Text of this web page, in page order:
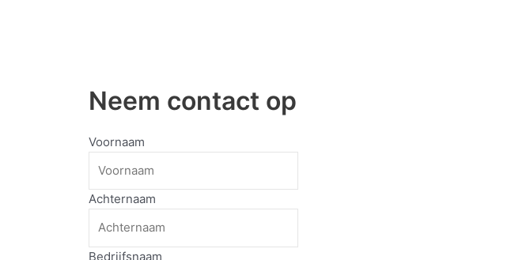
Neem contact op
Voornaam
Achternaam
Bedrijfsnaam